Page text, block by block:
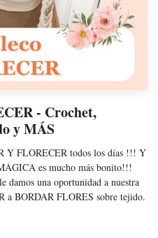
- Crochet,
y MÁS
Y FLORECER todos los días !!! Y
es mucho más bonito!!!
damos una oportunidad a nuestra
a BORDAR FLORES sobre tejido.